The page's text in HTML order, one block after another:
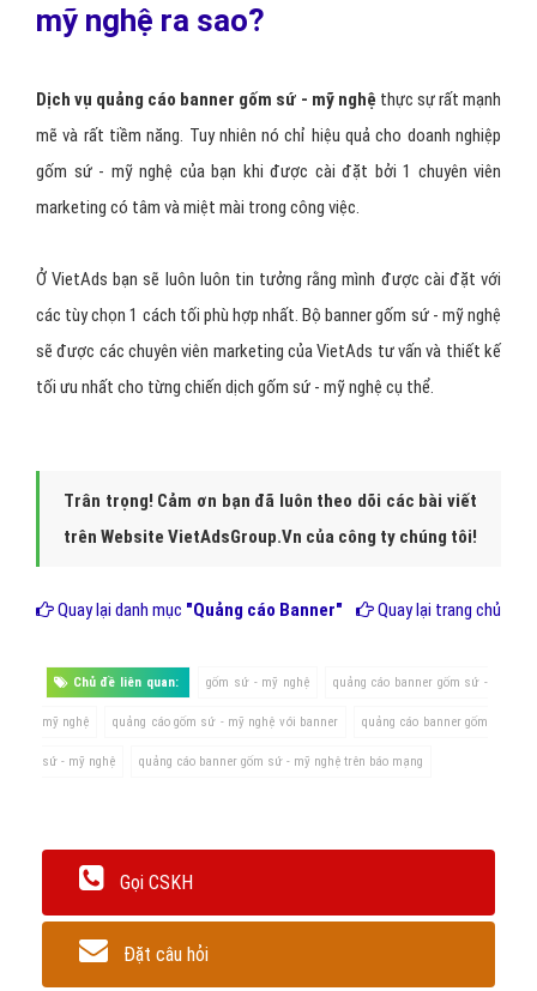
mỹ nghệ ra sao?
Dịch vụ quảng cáo banner gốm sứ - mỹ nghệ thực sự rất mạnh
mẽ và rất tiềm năng. Tuy nhiên nó chỉ hiệu quả cho doanh nghiệp
gốm sứ - mỹ nghệ của bạn khi được cài đặt bởi 1 chuyên viên
marketing có tâm và miệt mài trong công việc.
Ở VietAds bạn sẽ luôn luôn tin tưởng rằng mình được cài đặt với
các tùy chọn 1 cách tối phù hợp nhất. Bộ banner gốm sứ - mỹ nghệ
sẽ được các chuyên viên marketing của VietAds tư vấn và thiết kế
tối ưu nhất cho từng chiến dịch gốm sứ - mỹ nghệ cụ thể.
Trân trọng! Cảm ơn bạn đã luôn theo dõi các bài viết
trên Website VietAdsGroup.Vn của công ty chúng tôi!
Quay lại danh mục "Quảng cáo Banner" Quay lại trang chủ
Chủ đề liên quan: gốm sứ - mỹ nghệ quảng cáo banner gốm sứ -
mỹ nghệ quảng cáo gốm sứ - mỹ nghệ với banner quảng cáo banner gốm
sứ - mỹ nghệ quảng cáo banner gốm sứ - mỹ nghệ trên báo mạng
Gọi CSKH
Đặt câu hỏi